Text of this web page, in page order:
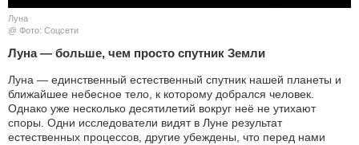
ЭГОИЗМ
БЛОГ
Луна
@ Фото: Соцсети
Луна — больше, чем просто спутник Земли
Луна — единственный естественный спутник нашей планеты и
ближайшее небесное тело, к которому добрался человек.
Однако уже несколько десятилетий вокруг неё не утихают
споры. Одни исследователи видят в Луне результат
естественных процессов, другие убеждены, что перед нами